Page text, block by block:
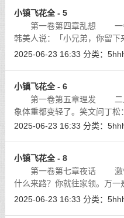
小镇飞花全 - 5
第一卷第四章乱想 一会
韩美人说：「小兄弟，你留
道：「韩美人，留下一会儿可
2025-06-23 16:33 分类：
小镇飞花全 - 6
第一卷第五章理发 二人
象体重都变轻了。笑文问丁松
2025-06-23 16:33 分类：
小镇飞花全 - 8
第一卷第七章夜话 激情
什么来路？你就往家领。万一
不是倒大楣了吗？」[详细]
2025-06-23 16:33 分类：